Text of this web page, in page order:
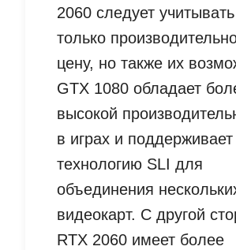
2060 следует
только
цену, но также их
GTX 1080 обладает
высокой
в играх и поддерживает
технологию SLI для
объединения
видеокарт. С другой
RTX 2060 имеет более